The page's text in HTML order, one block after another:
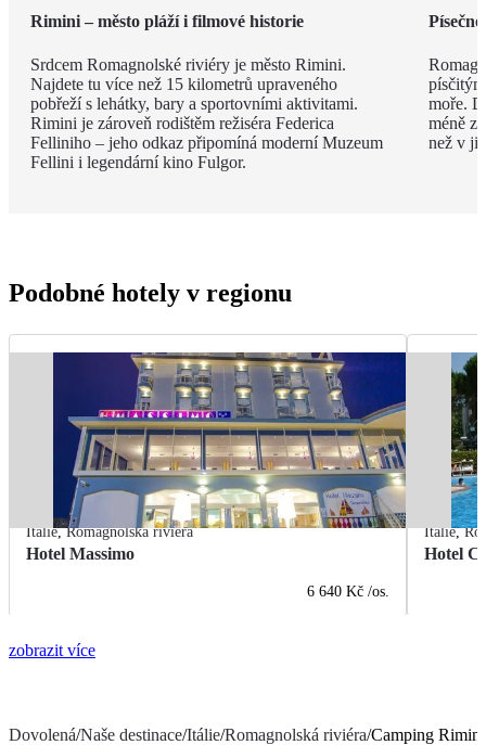
Rimini – město pláží i filmové historie
Srdcem Romagnolské riviéry je město Rimini.
Najdete tu více než 15 kilometrů upraveného
pobřeží s lehátky, bary a sportovními aktivitami.
Rimini je zároveň rodištěm režiséra Federica
Felliniho – jeho odkaz připomíná moderní Muzeum
Fellini i legendární kino Fulgor.
moře.
méně
než v
Podobné hotely v regionu
Itálie,Romagnolská riviéra
Hotel Massimo
6 640 Kč /os.
Itálie,
Hotel
zobrazit více
Dovolená/Naše destinace/Itálie/Romagnolská riviéra/Camping